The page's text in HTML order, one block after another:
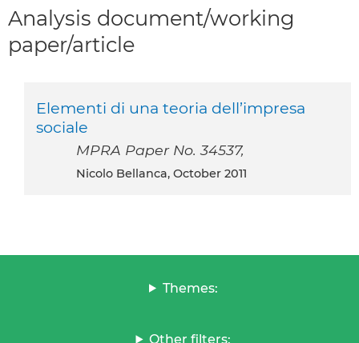
Analysis document/working
paper/article
Elementi di una teoria dell’impresa
sociale
MPRA Paper No. 34537,
Nicolo Bellanca, October 2011
Themes:
Other filters: